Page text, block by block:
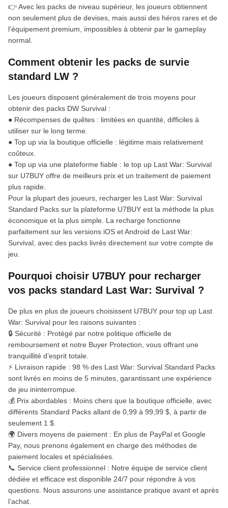
👉 Avec les packs de niveau supérieur, les joueurs obtiennent
non seulement plus de devises, mais aussi des héros rares et de
l’équipement premium, impossibles à obtenir par le gameplay
normal.
Comment obtenir les packs de survie
standard LW ?
Les joueurs disposent généralement de trois moyens pour
obtenir des packs DW Survival :
● Récompenses de quêtes : limitées en quantité, difficiles à
utiliser sur le long terme.
● Top up via la boutique officielle : légitime mais relativement
coûteux.
● Top up via une plateforme fiable : le top up Last War: Survival
sur U7BUY offre de meilleurs prix et un traitement de paiement
plus rapide.
Pour la plupart des joueurs, recharger les Last War: Survival
Standard Packs sur la plateforme U7BUY est la méthode la plus
économique et la plus simple. La recharge fonctionne
parfaitement sur les versions iOS et Android de Last War:
Survival, avec des packs livrés directement sur votre compte de
jeu.
Pourquoi choisir U7BUY pour recharger
vos packs standard Last War: Survival ?
De plus en plus de joueurs choisissent U7BUY pour top up Last
War: Survival pour les raisons suivantes :
🔒 Sécurité : Protégé par notre politique officielle de
remboursement et notre Buyer Protection, vous offrant une
tranquillité d’esprit totale.
⚡ Livraison rapide : 98 % des Last War: Survival Standard Packs
sont livrés en moins de 5 minutes, garantissant une expérience
de jeu ininterrompue.
💰 Prix abordables : Moins chers que la boutique officielle, avec
différents Standard Packs allant de 0,99 à 99,99 $, à partir de
seulement 1 $.
🌍 Divers moyens de paiement : En plus de PayPal et Google
Pay, nous prenons également en charge des méthodes de
paiement locales et spécialisées.
📞 Service client professionnel : Notre équipe de service client
dédiée et efficace est disponible 24/7 pour répondre à vos
questions. Nous assurons une assistance pratique avant et après
l’achat.